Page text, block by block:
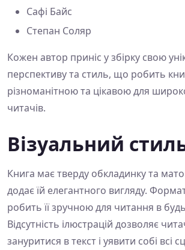
Сафі Байс
Степан Соляр
Кожен автор приніс у збірку свою
перспективу та стиль, що робить
різноманітною та цікавою для
читачів.
Візуальний
Книга має тверду обкладинку та
додає їй елегантного вигляду.
робить її зручною для читання в
Відсутність ілюстрацій дозволяє
зануритися в текст і уявити собі всі